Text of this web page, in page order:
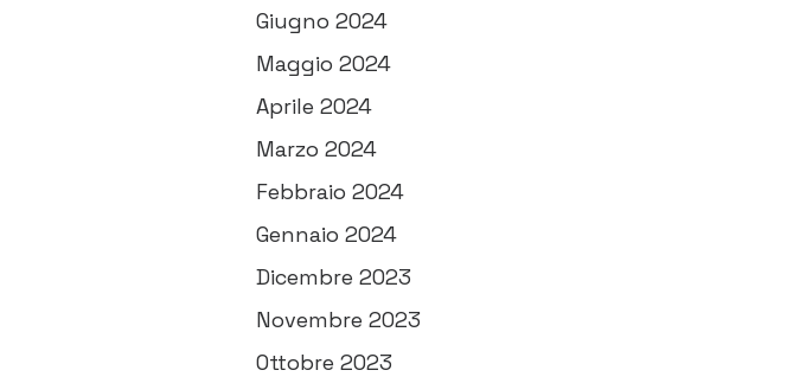
Giugno 2024
Maggio 2024
Aprile 2024
Marzo 2024
Febbraio 2024
Gennaio 2024
Dicembre 2023
Novembre 2023
Ottobre 2023